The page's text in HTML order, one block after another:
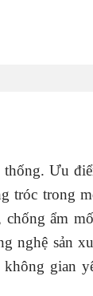
thống. Ưu
tróc trong
ẩm
nghệ sản
gian